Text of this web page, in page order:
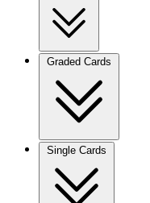
Graded Cards
Single Cards